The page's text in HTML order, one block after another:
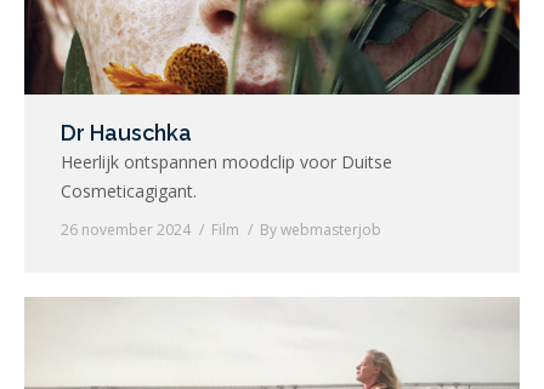
Dr Hauschka
Heerlijk ontspannen moodclip voor Duitse
Cosmeticagigant.
26 november 2024 Film Bywebmasterjob